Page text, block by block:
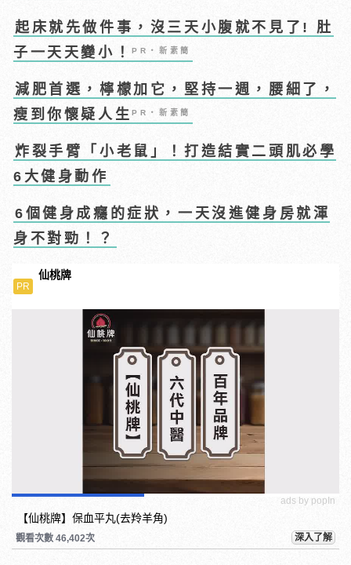
起床就先做件事，沒三天小腹就不見了! 肚
子一天天變小！PR・新素簡
減肥首選，檸檬加它，堅持一週，腰細了，
瘦到你懷疑人生PR・新素簡
炸裂手臂「小老鼠」！打造結實二頭肌必學
6大健身動作
6個健身成癮的症狀，一天沒進健身房就渾
身不對勁！？
PR
仙桃牌
ads by popIn
【仙桃牌】保血平丸(去羚羊角)
觀看次數 46,402次 深入了解